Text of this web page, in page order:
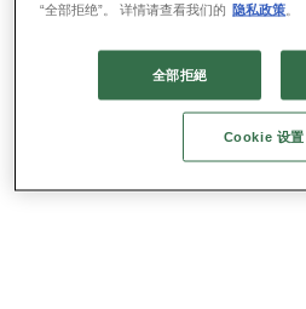
“全部拒绝”。 详情请查看我们的 隐私政策
全部拒絕
Cookie 设置